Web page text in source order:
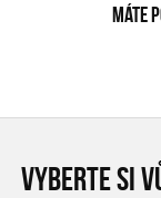
Máte
VYBERTE SI